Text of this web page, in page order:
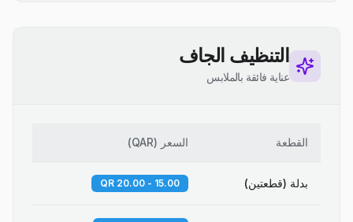
التنظيف الجاف
عناية فائقة بالملابس
القطعة السعر (
QAR
)
بدلة (قطعتين) 15.00 - 20.00 QR